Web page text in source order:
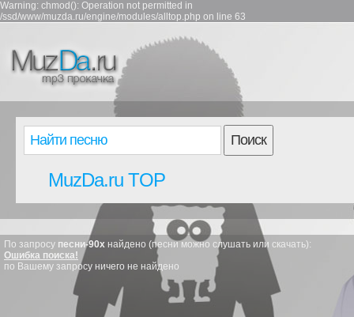
Warning: chmod(): Operation not permitted in
/ssd/www/muzda.ru/engine/modules/alltop.php on line 63
Поиск
MuzDa.ru TOP
По запросу песни-90х найдено (песни можно слушать или скачать):
Ошибка поиска!
по Вашему запросу ничего не найдено